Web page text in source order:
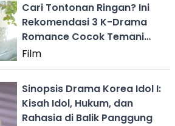
Cari Tontonan Ringan? Ini
Rekomendasi 3 K-Drama
Romance Cocok Temani
Libur Akhir Tahun
Film
Sinopsis Drama Korea Idol I:
Kisah Idol, Hukum, dan
Rahasia di Balik Panggung